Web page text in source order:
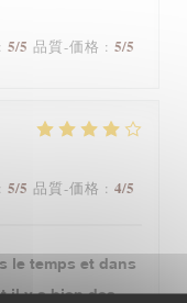
: 5/5 品質-価格 : 5/5
: 5/5 品質-価格 : 4/5
le temps et dans
il y a bien des